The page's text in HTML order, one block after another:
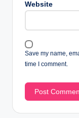
Website
Save my name,
time I comment.